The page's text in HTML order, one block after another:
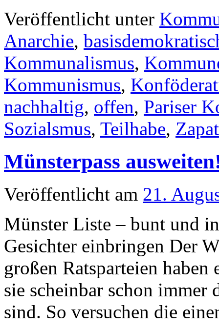
Veröffentlicht unter
Anarchie,
Kommunalismus,
Kommunismus,
nachhaltig, offen, Pariser
Sozialsmus, Teilhabe,
Münsterpass
Veröffentlicht am 21.
Münster Liste – bunt und
Gesichter einbringen Der
großen Ratsparteien
sie scheinbar schon immer
sind. So versuchen die